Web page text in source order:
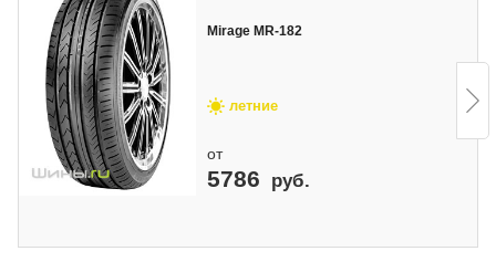
Mirage MR-182
летние
от
5786 руб.